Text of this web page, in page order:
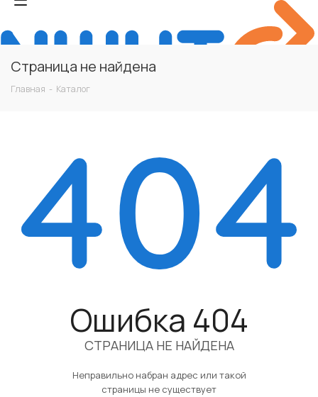
Страница не найдена
Главная - Каталог
Ошибка 404
СТРАНИЦА НЕ НАЙДЕНА
Неправильно набран адрес или такой
страницы не существует